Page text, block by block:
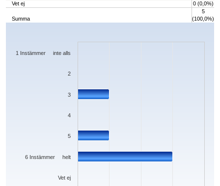
Vet ej
0 (0,0%)
Summa
5
(100,0%)
Chart
The chart has 1 X axis displaying categories.
Vet ej
6 Instämmer helt
5
4
3
2
1 Instämmer inte alls